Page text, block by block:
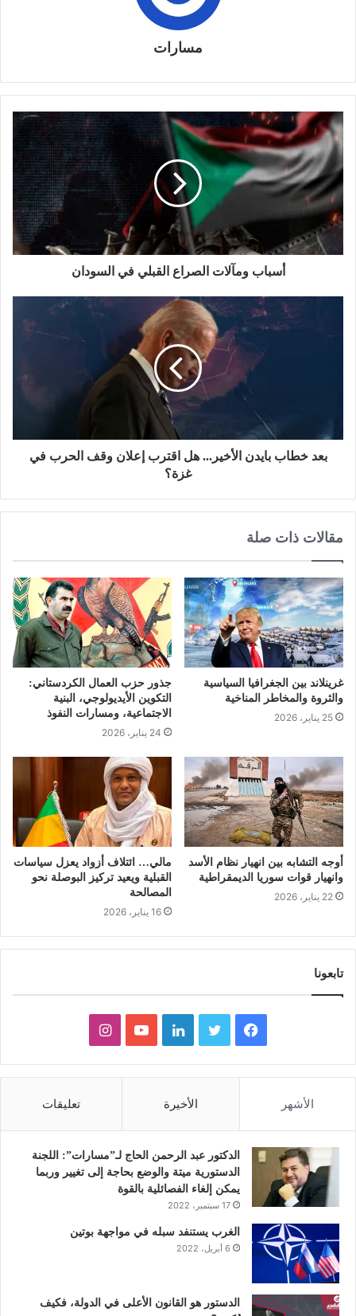
مسارات
أسباب ومآلات الصراع القبلي في السودان
بعد خطاب بايدن الأخير... هل اقترب إعلان وقف الحرب في
غزة؟
مقالات ذات صلة
غرينلاند بين الجغرافيا السياسية
والثروة والمخاطر المناخية
25 يناير، 2026
جذور حزب العمال الكردستاني:
التكوين الأيديولوجي، البنية
الاجتماعية، ومسارات النفوذ
24 يناير، 2026
أوجه التشابه بين انهيار نظام الأسد
وانهيار قوات سوريا الديمقراطية
22 يناير، 2026
مالي… ائتلاف أزواد يعزل سياسات
القبلية ويعيد تركيز البوصلة نحو
المصالحة
16 يناير، 2026
تابعونا
ي
و
ك
و
ر
ي
د
إ
و
و
ب
ن
ق
الأشهر الأخيرة تعليقات
الدكتور عبد الرحمن الحاج لـ”مسارات”: اللجنة
الدستورية ميتة والوضع بحاجة إلى تغيير وربما
يمكن إلغاء الفصائلية بالقوة
17 سبتمبر، 2022
الغرب يستنفد سبله في مواجهة بوتين
6 أبريل، 2022
الدستور هو القانون الأعلى في الدولة، فكيف